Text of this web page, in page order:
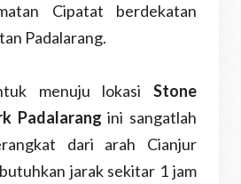
Cipatat berdekatan
Padalarang.
menuju lokasi Stone
Padalarang ini sangatlah
dari arah Cianjur
jarak sekitar 1 jam